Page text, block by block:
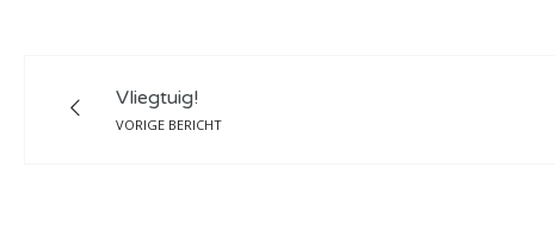
Vliegtuig!
VORIGE BERICHT